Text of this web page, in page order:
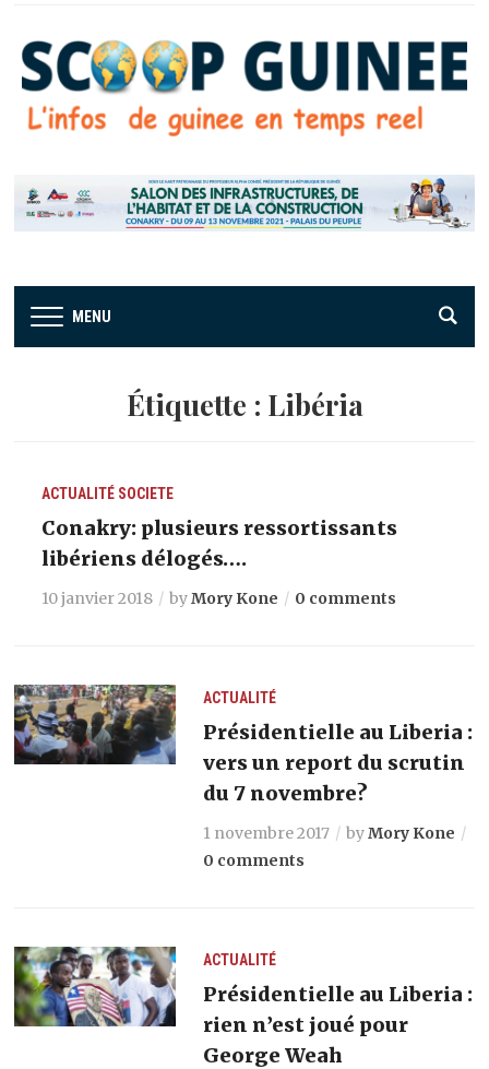
MENU
Étiquette : Libéria
ACTUALITÉ SOCIETE
Conakry: plusieurs ressortissants
libériens délogés….
10 janvier 2018 byMory Kone 0 comments
ACTUALITÉ
Présidentielle au Liberia :
vers un report du scrutin
du 7 novembre?
1 novembre 2017 byMory Kone
0 comments
ACTUALITÉ
Présidentielle au Liberia :
rien n’est joué pour
George Weah